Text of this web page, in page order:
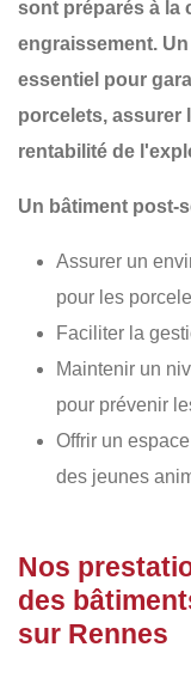
sont préparés à la
engraissement.
essentiel pour
porcelets, assurer
rentabilité de
Un bâtiment post-
Assurer un
pour les
Faciliter la
Maintenir un
pour prévenir
Offrir un
des jeunes
Nos
des
sur Rennes